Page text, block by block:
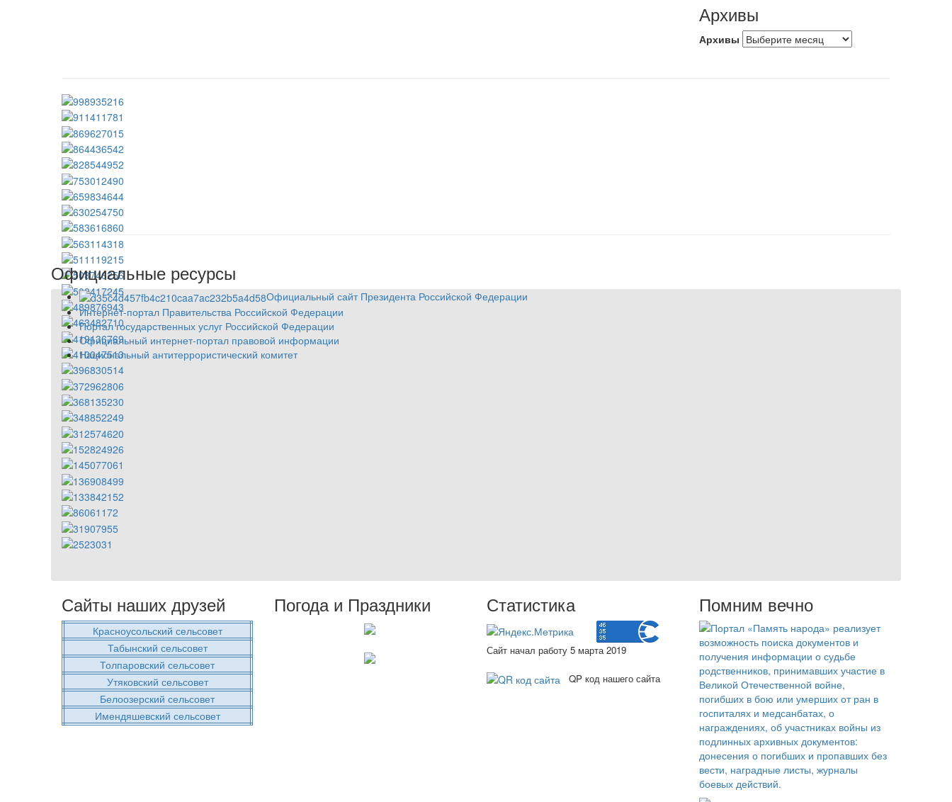
Архивы
Архивы
Официальные ресурсы
Официальный сайт Президента Российской Федерации
Интернет-портал Правительства Российской Федерации
Портал государственных услуг Российской Федерации
Официальный интернет-портал правовой информации
Национальный антитеррористический комитет
Сайты наших друзей
Красноусольский сельсовет
Табынский сельсовет
Толпаровский сельсовет
Утяковский сельсовет
Белоозерский сельсовет
Имендяшевский сельсовет
Погода и Праздники Статистика
Сайт начал работу 5 марта 2019
QP код нашего сайта
Помним вечно